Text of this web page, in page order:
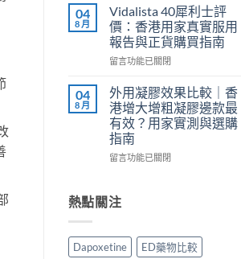
實
服
用
心
得
購
買
建
議〉
中
有
效？
2026
香
港
家
必
讀
用
法
用
整
中
效
片
副
作
用
全
嗎？
香
港
用
家
服
用
驗
與
04
8 月
Vidalista 40犀利士評
價：香港用家真實服用
報告與正貨購買指南
在
40
犀
利
士
評
價：
用
家
實
服
留言功能已關閉
04
8 月
外用凝膠效果比較｜香
港增大增粗凝膠邊款最
有效？用家實測與選購
指南
在
凝
膠
果
比
留言功能已關閉
熱點關注
Dapoxetine
ED藥物比較